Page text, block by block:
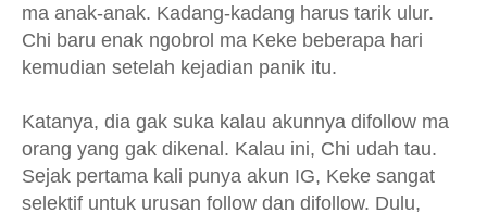
ma anak-anak. Kadang-kadang harus tarik ulur.
Chi baru enak ngobrol ma Keke beberapa hari
kemudian setelah kejadian panik itu.
Katanya, dia gak suka kalau akunnya difollow ma
orang yang gak dikenal. Kalau ini, Chi udah tau.
Sejak pertama kali punya akun IG, Keke sangat
selektif untuk urusan follow dan difollow. Dulu,